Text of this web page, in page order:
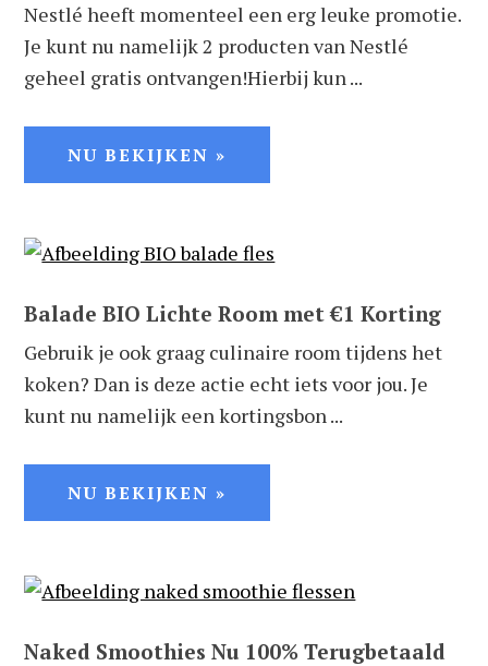
Nestlé heeft momenteel een erg leuke promotie.
Je kunt nu namelijk 2 producten van Nestlé
geheel gratis ontvangen!Hierbij kun ...
NU BEKIJKEN »
Balade BIO Lichte Room met €1 Korting
Gebruik je ook graag culinaire room tijdens het
koken? Dan is deze actie echt iets voor jou. Je
kunt nu namelijk een kortingsbon ...
NU BEKIJKEN »
Naked Smoothies Nu 100% Terugbetaald